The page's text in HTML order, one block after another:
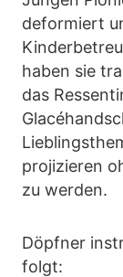
deformiert
haben sie
das
projizieren
zu werden.
Döpfner
folgt: